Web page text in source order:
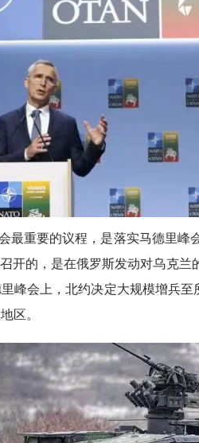
最重要的议程，是落实马德里峰
开的，是在俄罗斯发动对乌克
峰会上，北约决定大规模增兵
区。